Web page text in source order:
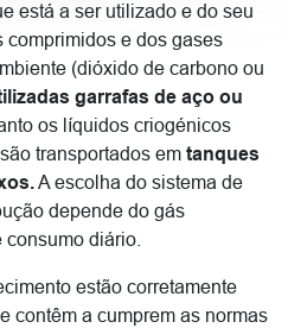
está a ser utilizado e do seu
comprimidos e dos gases
(dióxido de carbono ou
garrafas de aço ou
os líquidos criogénicos
transportados em tanques
A escolha do sistema de
depende do gás
diário.
estão corretamente
contêm a cumprem as normas